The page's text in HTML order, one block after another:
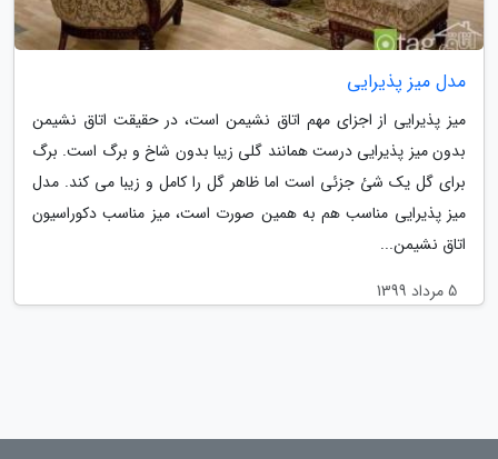
مدل میز پذیرایی
میز پذیرایی از اجزای مهم اتاق نشیمن است، در حقیقت اتاق نشیمن
بدون میز پذیرایی درست همانند گلی زیبا بدون شاخ و برگ است. برگ
برای گل یک شئ جزئی است اما ظاهر گل را کامل و زیبا می کند. مدل
میز پذیرایی مناسب هم به همین صورت است، میز مناسب دکوراسیون
اتاق نشیمن...
5 مرداد 1399